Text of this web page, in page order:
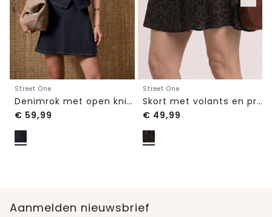
Street One
Denimrok met open knieën en wikkel-look
€ 59,99
Street One
Skort met volants en print
€ 49,99
Aanmelden nieuwsbrief